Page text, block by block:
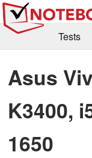
Tests
Kaufberatung
Forum
Asus
K3400,
1650